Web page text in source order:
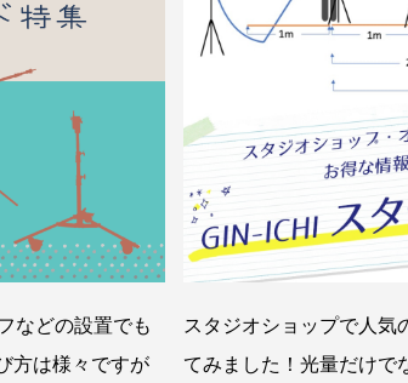
などの設置でも
方は様々ですが
スタジオショップで人気
てみました！光量だけで